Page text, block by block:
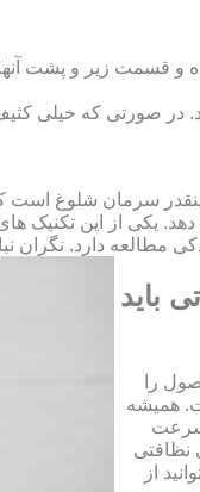
قسمت زیر و پشت آنها
در صورتی که خیلی
سرمان شلوغ
دهد. یکی از این
مطالعه دارد. نگران
باید
را
همیشه
سرعت
از